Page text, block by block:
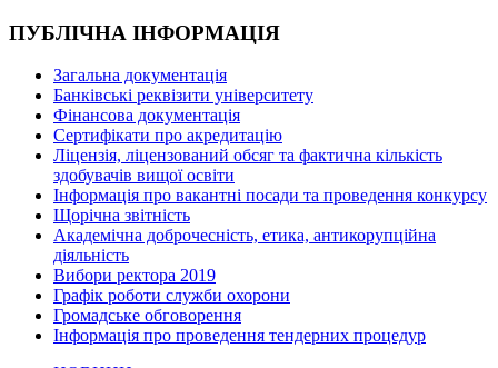
ПУБЛІЧНА ІНФОРМАЦІЯ
Загальна документація
Банківські реквізити університету
Фінансова документація
Сертифікати про акредитацію
Ліцензія, ліцензований обсяг та фактична кількість
здобувачів вищої освіти
Інформація про вакантні посади та проведення конкурсу
Щорічна звітність
Академічна доброчесність, етика, антикорупційна
діяльність
Вибори ректора 2019
Графік роботи служби охорони
Громадське обговорення
Інформація про проведення тендерних процедур